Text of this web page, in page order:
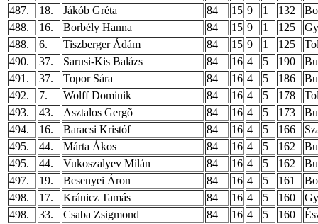
487.
18. Jákób Gréta 84 15 9 1 132
488.
16. Borbély Hanna 84 15 9 1 125
488.
6. Tiszberger Ádám 84 15 9 1 125
490.
37. Sarusi-Kis Balázs 84 16 4 5 190
491.
37. Topor Sára 84 16 4 5 186
492.
7. Wolff Dominik 84 16 4 5 178
493.
43. Asztalos Gergõ 84 16 4 5 173
494.
16. Baracsi Kristóf 84 16 4 5 166
495.
44. Márta Ákos 84 16 4 5 162
495.
44. Vukoszalyev Milán 84 16 4 5 162
497.
19. Besenyei Áron 84 16 4 5 161
498.
17. Kránicz Tamás 84 16 4 5 160
498.
33. Csaba Zsigmond 84 16 4 5 160